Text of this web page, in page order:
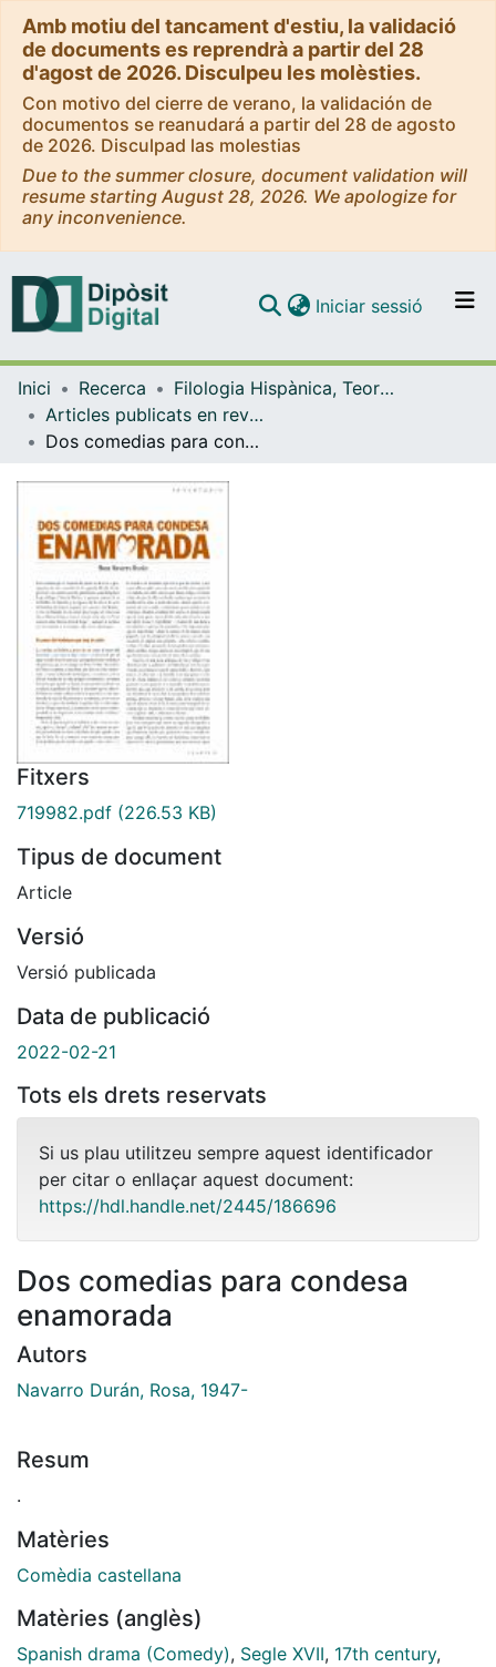
Amb motiu del tancament d'estiu, la validació
de documents es reprendrà a partir del 28
d'agost de 2026. Disculpeu les molèsties.
Con motivo del cierre de verano, la validación de
documentos se reanudará a partir del 28 de agosto
de 2026. Disculpad las molestias
Due to the summer closure, document validation will
resume starting August 28, 2026. We apologize for
any inconvenience.
Navega per tot el DD
Iniciar sessió (current)
Inici Recerca
Filologia Hispànica, Teoria de la Literatura i Comunicació
Articles publicats en revistes (Filologia Hispànica, Teoria de la Literatura i Comunicació)
Dos comedias para condesa enamorada
Fitxers
719982.pdf (226.53 KB)
Tipus de document
Article
Versió
Versió publicada
Data de publicació
2022-02-21
Tots els drets reservats
Si us plau utilitzeu sempre aquest identificador
per citar o enllaçar aquest document:
https://hdl.handle.net/2445/186696
Dos comedias para condesa
enamorada
Autors
Navarro Durán, Rosa, 1947-
Resum
.
Matèries
Comèdia castellana
Matèries (anglès)
Spanish drama (Comedy), Segle XVII, 17th century,